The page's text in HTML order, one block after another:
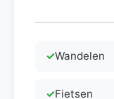
Wandelen
Fietsen